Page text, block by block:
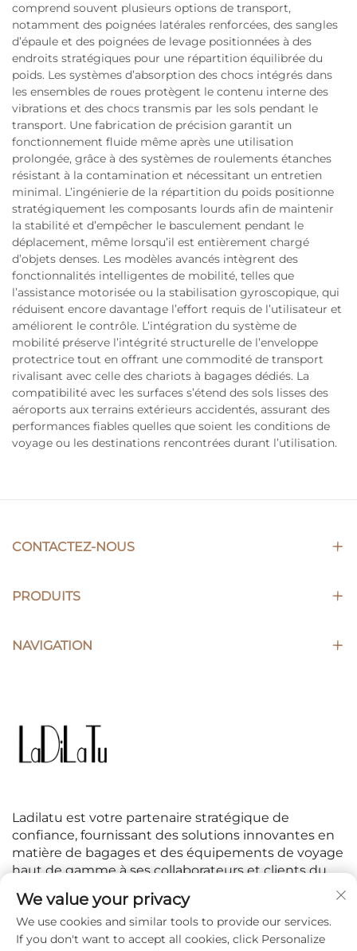
comprend souvent plusieurs options de transport,
notamment des poignées latérales renforcées, des sangles
d’épaule et des poignées de levage positionnées à des
endroits stratégiques pour une répartition équilibrée du
poids. Les systèmes d’absorption des chocs intégrés dans
les ensembles de roues protègent le contenu interne des
vibrations et des chocs transmis par les sols pendant le
transport. Une fabrication de précision garantit un
fonctionnement fluide même après une utilisation
prolongée, grâce à des systèmes de roulements étanches
résistant à la contamination et nécessitant un entretien
minimal. L’ingénierie de la répartition du poids positionne
stratégiquement les composants lourds afin de maintenir
la stabilité et d’empêcher le basculement pendant le
déplacement, même lorsqu’il est entièrement chargé
d’objets denses. Les modèles avancés intègrent des
fonctionnalités intelligentes de mobilité, telles que
l’assistance motorisée ou la stabilisation gyroscopique, qui
réduisent encore davantage l’effort requis de l’utilisateur et
améliorent le contrôle. L’intégration du système de
mobilité préserve l’intégrité structurelle de l’enveloppe
protectrice tout en offrant une commodité de transport
rivalisant avec celle des chariots à bagages dédiés. La
compatibilité avec les surfaces s’étend des sols lisses des
aéroports aux terrains extérieurs accidentés, assurant des
performances fiables quelles que soient les conditions de
voyage ou les destinations rencontrées durant l’utilisation.
CONTACTEZ-NOUS
PRODUITS
NAVIGATION
Ladilatu est votre partenaire stratégique de
confiance, fournissant des solutions innovantes en
matière de bagages et des équipements de voyage
haut de gamme à ses collaborateurs et clients du
SUIVEZ-NOUS
We value your privacy
We use cookies and similar tools to provide our services.
If you don't want to accept all cookies, click Personalize